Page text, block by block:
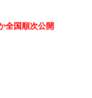
全国順次公開